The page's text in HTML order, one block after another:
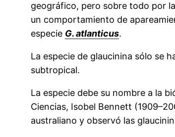
geográfico, pero sobre todo por
un comportamiento de
especie G. atlanticus.
La especie de glaucinina sólo se
subtropical.
La especie debe su nombre a la
Ciencias, Isobel Bennett
australiano y observó las